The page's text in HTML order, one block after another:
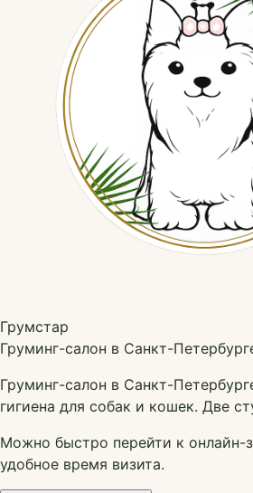
Грумстар
Груминг-салон в Санкт-
Груминг-салон в Санкт-
гигиена для собак и кошек. Две
Можно быстро перейти к онлайн-
удобное время визита.